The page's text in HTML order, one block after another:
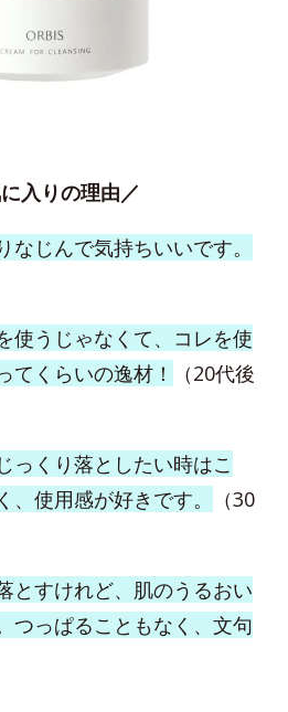
入りの理由／
なじんで気持ちいいです。
使うじゃなくて、コレを使
てくらいの逸材！
（20代後
っくり落としたい時はこ
使用感が好きです。
（30
とすけれど、肌のうるおい
つっぱることもなく、文句